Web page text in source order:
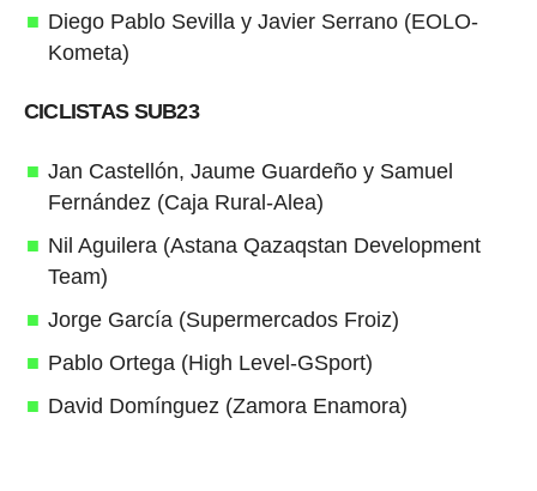
Diego Pablo Sevilla y Javier Serrano (EOLO-
Kometa)
CICLISTAS SUB23
Jan Castellón, Jaume Guardeño y Samuel
Fernández (Caja Rural-Alea)
Nil Aguilera (Astana Qazaqstan Development
Team)
Jorge García (Supermercados Froiz)
Pablo Ortega (High Level-GSport)
David Domínguez (Zamora Enamora)